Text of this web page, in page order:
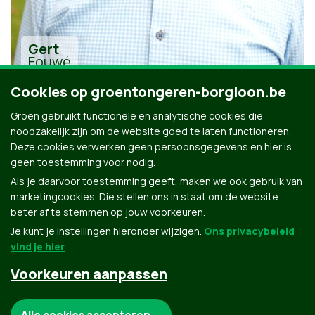
Gert
Fouwé
Alle kandidaten uit Tongeren-Borgloon
Groen.be
Cookies op groentongeren-borgloon.be
Groen gebruikt functionele en analytische cookies die
noodzakelijk zijn om de website goed te laten functioneren.
Deze cookies verwerken geen persoonsgegevens en hier is
geen toestemming voor nodig.
Als je daarvoor toestemming geeft, maken we ook gebruik van
marketingcookies. Die stellen ons in staat om de website
beter af te stemmen op jouw voorkeuren.
Je kunt je instellingen hieronder wijzigen. Ons privacybeleid
vind je hier.
Voorkeuren aanpassen